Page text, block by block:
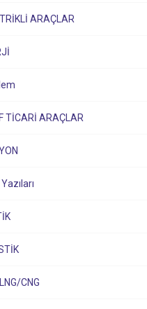
ARAÇLAR
TİCARİ ARAÇLAR
CNG